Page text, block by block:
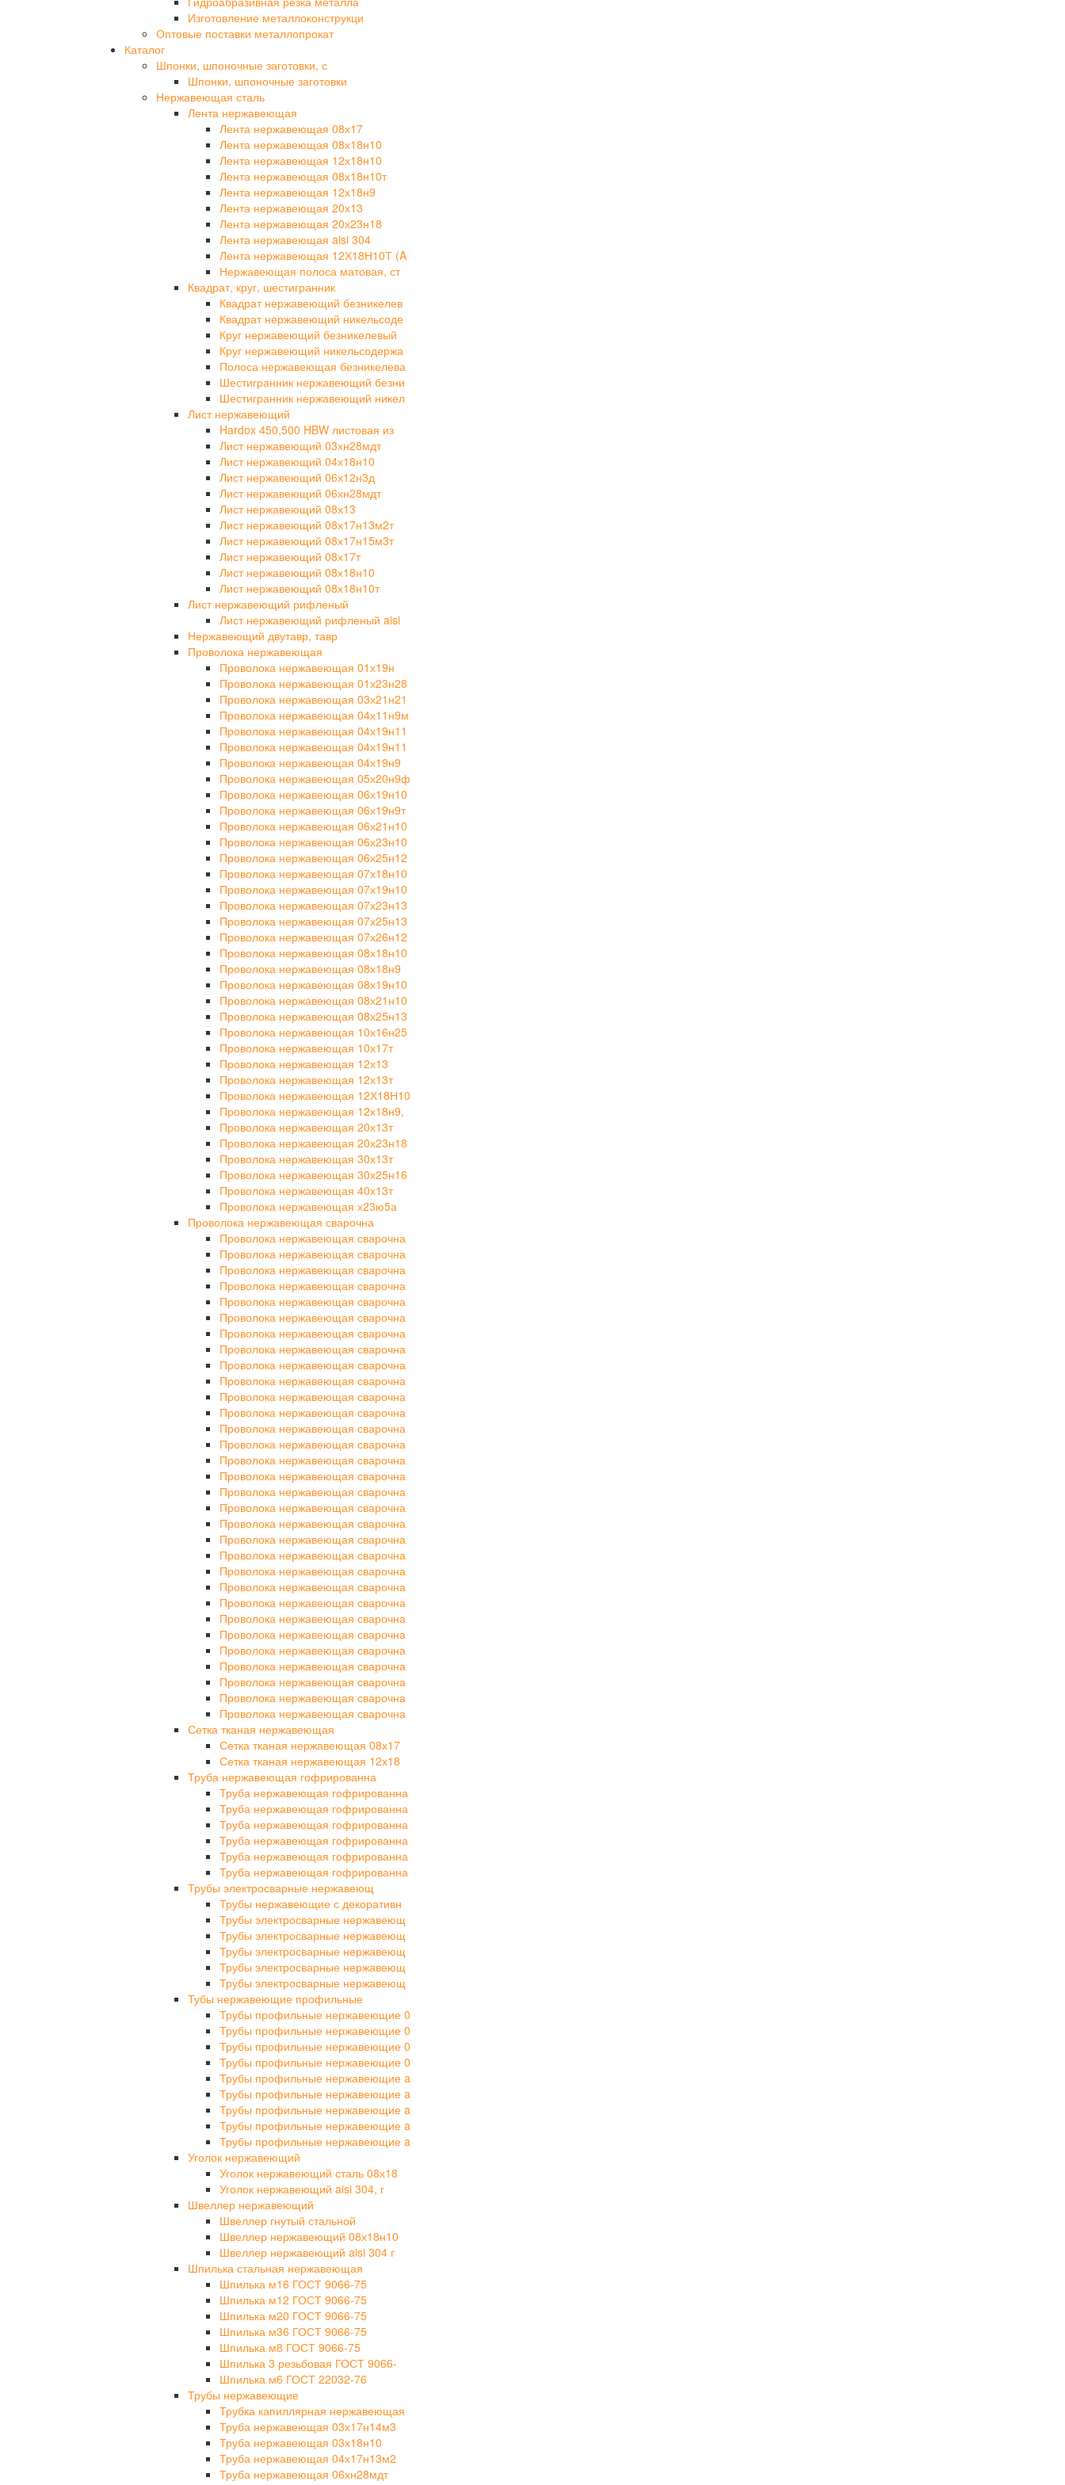
Изготовление металлоконструкци
Оптовые поставки металлопрокат
Каталог
Шпонки, шпоночные заготовки, с
Шпонки, шпоночные заготовки
Нержавеющая сталь
Лента нержавеющая
Лента нержавеющая 08х17
Лента нержавеющая 08х18н10
Лента нержавеющая 12х18н10
Лента нержавеющая 08х18н10т
Лента нержавеющая 12х18н9
Лента нержавеющая 20х13
Лента нержавеющая 20х23н18
Лента нержавеющая aisi 304
Лента нержавеющая 12Х18Н10Т (A
Нержавеющая полоса матовая, ст
Квадрат, круг, шестигранник
Квадрат нержавеющий безникелев
Квадрат нержавеющий никельсоде
Круг нержавеющий безникелевый
Круг нержавеющий никельсодержа
Полоса нержавеющая безникелева
Шестигранник нержавеющий безни
Шестигранник нержавеющий никел
Лист нержавеющий
Hardox 450,500 HBW листовая из
Лист нержавеющий 03хн28мдт
Лист нержавеющий 04х18н10
Лист нержавеющий 06х12н3д
Лист нержавеющий 06хн28мдт
Лист нержавеющий 08х13
Лист нержавеющий 08х17н13м2т
Лист нержавеющий 08х17н15м3т
Лист нержавеющий 08х17т
Лист нержавеющий 08х18н10
Лист нержавеющий 08х18н10т
Лист нержавеющий рифленый
Лист нержавеющий рифленый aisi
Нержавеющий двутавр, тавр
Проволока нержавеющая
Проволока нержавеющая 01х19н
Проволока нержавеющая 01х23н28
Проволока нержавеющая 03х21н21
Проволока нержавеющая 04х11н9м
Проволока нержавеющая 04х19н11
Проволока нержавеющая 04х19н11
Проволока нержавеющая 04х19н9
Проволока нержавеющая 05х20н9ф
Проволока нержавеющая 06х19н10
Проволока нержавеющая 06х19н9т
Проволока нержавеющая 06х21н10
Проволока нержавеющая 06х23н10
Проволока нержавеющая 06х25н12
Проволока нержавеющая 07х18н10
Проволока нержавеющая 07х19н10
Проволока нержавеющая 07х23н13
Проволока нержавеющая 07х25н13
Проволока нержавеющая 07х26н12
Проволока нержавеющая 08х18н10
Проволока нержавеющая 08х18н9
Проволока нержавеющая 08х19н10
Проволока нержавеющая 08х21н10
Проволока нержавеющая 08х25н13
Проволока нержавеющая 10х16н25
Проволока нержавеющая 10х17т
Проволока нержавеющая 12х13
Проволока нержавеющая 12х13т
Проволока нержавеющая 12Х18Н10
Проволока нержавеющая 12х18н9,
Проволока нержавеющая 20х13т
Проволока нержавеющая 20х23н18
Проволока нержавеющая 30х13т
Проволока нержавеющая 30х25н16
Проволока нержавеющая 40х13т
Проволока нержавеющая х23ю5а
Проволока нержавеющая сварочна
Проволока нержавеющая сварочна
Проволока нержавеющая сварочна
Проволока нержавеющая сварочна
Проволока нержавеющая сварочна
Проволока нержавеющая сварочна
Проволока нержавеющая сварочна
Проволока нержавеющая сварочна
Проволока нержавеющая сварочна
Проволока нержавеющая сварочна
Проволока нержавеющая сварочна
Проволока нержавеющая сварочна
Проволока нержавеющая сварочна
Проволока нержавеющая сварочна
Проволока нержавеющая сварочна
Проволока нержавеющая сварочна
Проволока нержавеющая сварочна
Проволока нержавеющая сварочна
Проволока нержавеющая сварочна
Проволока нержавеющая сварочна
Проволока нержавеющая сварочна
Проволока нержавеющая сварочна
Проволока нержавеющая сварочна
Проволока нержавеющая сварочна
Проволока нержавеющая сварочна
Проволока нержавеющая сварочна
Проволока нержавеющая сварочна
Проволока нержавеющая сварочна
Проволока нержавеющая сварочна
Проволока нержавеющая сварочна
Проволока нержавеющая сварочна
Проволока нержавеющая сварочна
Сетка тканая нержавеющая
Сетка тканая нержавеющая 08х17
Сетка тканая нержавеющая 12х18
Труба нержавеющая гофрированна
Труба нержавеющая гофрированна
Труба нержавеющая гофрированна
Труба нержавеющая гофрированна
Труба нержавеющая гофрированна
Труба нержавеющая гофрированна
Труба нержавеющая гофрированна
Трубы электросварные нержавеющ
Трубы нержавеющие с декоративн
Трубы электросварные нержавеющ
Трубы электросварные нержавеющ
Трубы электросварные нержавеющ
Трубы электросварные нержавеющ
Трубы электросварные нержавеющ
Тубы нержавеющие профильные
Трубы профильные нержавеющие 0
Трубы профильные нержавеющие 0
Трубы профильные нержавеющие 0
Трубы профильные нержавеющие 0
Трубы профильные нержавеющие a
Трубы профильные нержавеющие a
Трубы профильные нержавеющие a
Трубы профильные нержавеющие a
Трубы профильные нержавеющие a
Уголок нержавеющий
Уголок нержавеющий сталь 08х18
Уголок нержавеющий aisi 304, г
Швеллер нержавеющий
Швеллер гнутый стальной
Швеллер нержавеющий 08х18н10
Швеллер нержавеющий aisi 304 г
Шпилька стальная нержавеющая
Шпилька м16 ГОСТ 9066-75
Шпилька м12 ГОСТ 9066-75
Шпилька м20 ГОСТ 9066-75
Шпилька м36 ГОСТ 9066-75
Шпилька м8 ГОСТ 9066-75
Шпилька 3 резьбовая ГОСТ 9066-
Шпилька м6 ГОСТ 22032-76
Трубы нержавеющие
Трубка капиллярная нержавеющая
Труба нержавеющая 03х17н14м3
Труба нержавеющая 03х18н10
Труба нержавеющая 04х17н13м2
Труба нержавеющая 06хн28мдт